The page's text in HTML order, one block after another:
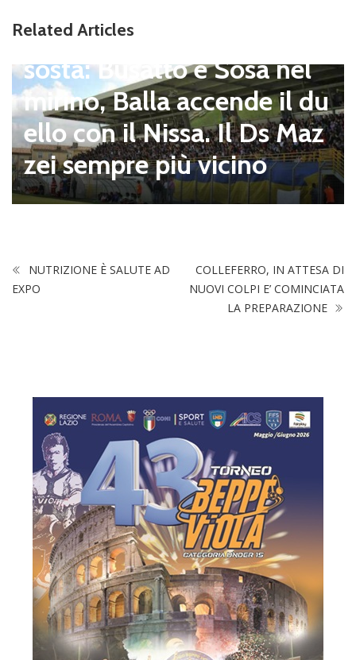
Related Articles
mercato senza
e Sosa nel
accende il du
Nissa. Il Ds Maz
più vicino
Dilettanti Serie D
Serie
ni del
027:
tre 8
NUTRIZIONE È SALUTE AD
EXPO
COLLEFERRO, IN ATTESA DI
NUOVI COLPI E’ COMINCIATA
LA PREPARAZIONE